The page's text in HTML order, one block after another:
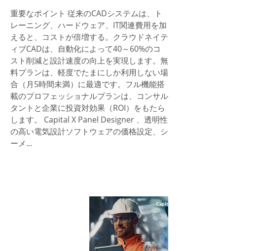
重要なポイント 従来のCADシステムは、ト
レーニング、ハードウェア、IT関連費用を加
えると、コストが倍増する。クラウドネイテ
ィブCADは、自動化によって40～60%のコ
スト削減と設計速度の向上を実現します。無
料プランは、軽度でたまにしか利用しない場
合（月5時間未満）に最適です。フル機能搭
載のプロフェッショナルプランは、コンサル
タントと企業に投資対効果（ROI）をもたら
します。 Capital X Panel Designer 、透明性
の高い電気設計ソフトウェアの価格設定、シ
ーメ...